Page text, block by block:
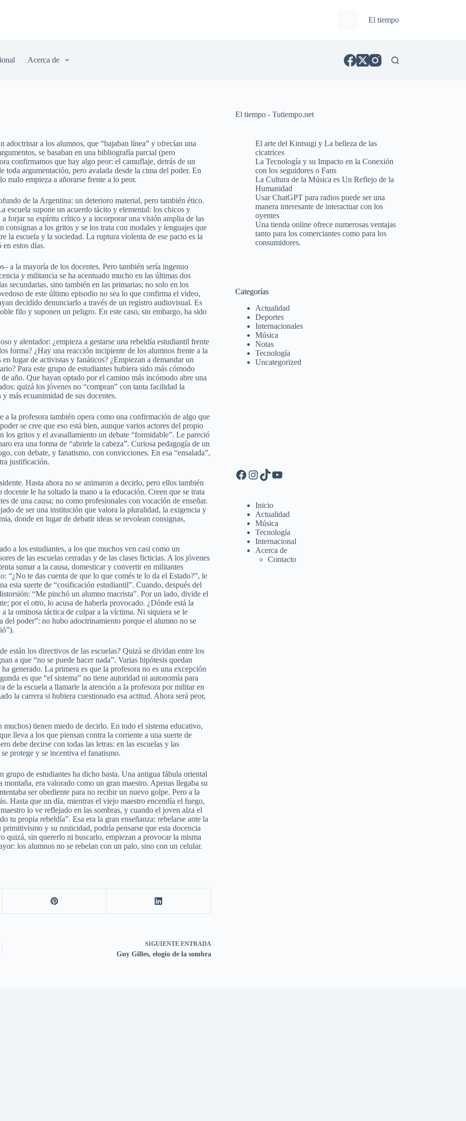
El tiempo
Acerca de
adoctrinar a los alumnos, que “bajaban línea” y ofrecían una
se basaban en una bibliografía parcial (pero
confirmamos que hay algo peor: el camuflaje, detrás de un
argumentación, pero avalada desde la cima del poder. En
malo empieza a añorarse frente a lo peor.
de la Argentina: un deterioro material, pero también ético.
escuela supone un acuerdo tácito y elemental: los chicos y
a forjar su espíritu crítico y a incorporar una visión amplia de las
a los gritos y se los trata con modales y lenguajes que
la escuela y la sociedad. La ruptura violenta de ese pacto es la
estos días.
a la mayoría de los docentes. Pero también sería ingenuo
y militancia se ha acentuado mucho en las últimas dos
secundarias, sino también en las primarias; no solo en los
de este último episodio no sea lo que confirma el video,
decidido denunciarlo a través de un registro audiovisual. Es
filo y suponen un peligro. En este caso, sin embargo, ha sido
y alentador: ¿empieza a gestarse una rebeldía estudiantil frente
forma? ¿Hay una reacción incipiente de los alumnos frente a la
lugar de activistas y fanáticos? ¿Empiezan a demandar un
Para este grupo de estudiantes hubiera sido más cómodo
año. Que hayan optado por el camino más incómodo abre una
quizá los jóvenes no “compran” con tanta facilidad la
más ecuanimidad de sus docentes.
a la profesora también opera como una confirmación de algo que
se cree que eso está bien, aunque varios actores del propio
gritos y el avasallamiento un debate “formidable”. Le pareció
era una forma de “abrirle la cabeza”. Curiosa pedagogía de un
con debate, y fanatismo, con convicciones. En esa “ensalada”,
justificación.
Hasta ahora no se animaron a decirlo, pero ellos también
le ha soltado la mano a la educación. Creen que se trata
de una causa; no como profesionales con vocación de enseñar.
de ser una institución que valora la pluralidad, la exigencia y
donde en lugar de debatir ideas se revolean consignas,
a los estudiantes, a los que muchos ven casi como un
de las escuelas cerradas y de las clases ficticias. A los jóvenes
sumar a la causa, domesticar y convertir en militantes
“¿No te das cuenta de que lo que comés te lo da el Estado?”, le
esta suerte de “cosificación estudiantil”. Cuando, después del
“Me pinchó un alumno macrista”. Por un lado, divide el
por el otro, lo acusa de haberla provocado. ¿Dónde está la
la ominosa táctica de culpar a la víctima. Ni siquiera se le
poder”: no hubo adoctrinamiento porque el alumno no se
están los directivos de las escuelas? Quizá se dividan entre los
a que “no se puede hacer nada”. Varias hipótesis quedan
generado. La primera es que la profesora no es una excepción
es que “el sistema” no tiene autoridad ni autonomía para
de la escuela a llamarle la atención a la profesora por militar en
la carrera si hubiera cuestionado esa actitud. Ahora será peor,
muchos) tienen miedo de decirlo. En todo el sistema educativo,
lleva a los que piensan contra la corriente a una suerte de
debe decirse con todas las letras: en las escuelas y las
protege y se incentiva el fanatismo.
grupo de estudiantes ha dicho basta. Una antigua fábula oriental
era valorado como un gran maestro. Apenas llegaba su
ser obediente para no recibir un nuevo golpe. Pero a la
Hasta que un día, mientras el viejo maestro encendía el fuego,
lo ve reflejado en las sombras, y cuando el joven alza el
tu propia rebeldía”. Esa era la gran enseñanza: rebelarse ante la
y su rusticidad, podría pensarse que esta docencia
quizá, sin quererlo ni buscarlo, empiezan a provocar la misma
los alumnos no se rebelan con un palo, sino con un celular.
SIGUIENTE ENTRADA
Guy Gilles, elogio de la sombra
El tiempo - Tutiempo.net
El arte del Kintsugi y La belleza de las
cicatrices
La Tecnología y su Impacto en la Conexión
con los seguidores o Fans
La Cultura de la Música es Un Reflejo de la
Humanidad
Usar ChatGPT para radios puede ser una
manera interesante de interactuar con los
oyentes
Una tienda online ofrece numerosas ventajas
tanto para los comerciantes como para los
consumidores.
Categorías
Actualidad
Deportes
Internacionales
Música
Notas
Tecnología
Uncategorized
Inicio
Actualidad
Música
Tecnología
Internacional
Acerca de
Contacto